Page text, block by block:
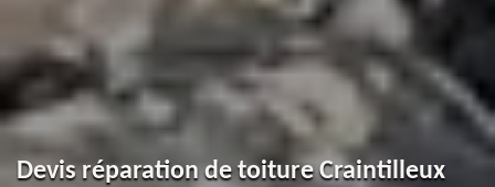
Devis réparation de toiture Craintilleux